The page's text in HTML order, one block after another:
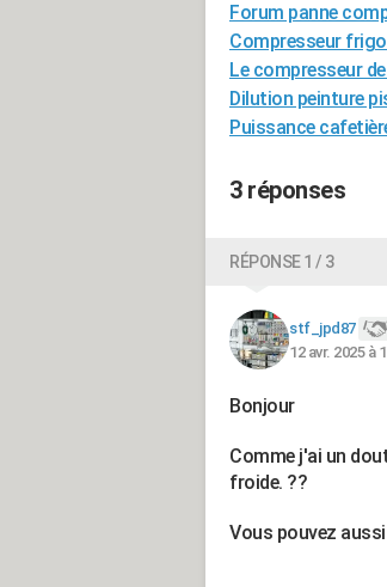
Forum panne
Compresseur
Le compresseur
Dilution peinture
Puissance
3 réponses
RÉPONSE 1 / 3
stf_jpd87
12 avr. 2025 à
Bonjour
Comme j'ai un
froide. ??
Vous pouvez